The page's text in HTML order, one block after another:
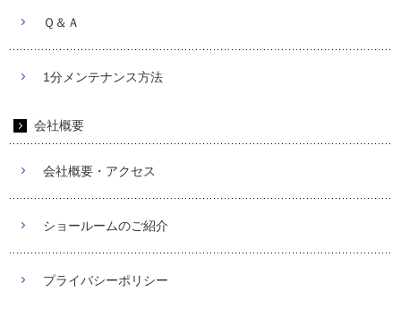
Ｑ＆Ａ
1分メンテナンス方法
会社概要
会社概要・アクセス
ショールームのご紹介
プライバシーポリシー